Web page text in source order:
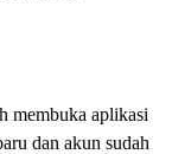
membuka aplikasi
dan akun sudah